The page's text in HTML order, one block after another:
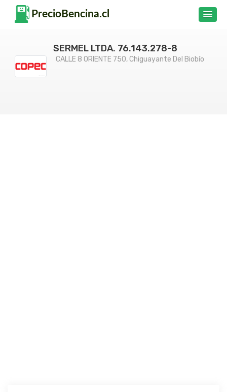
SERMEL LTDA. 76.143.278-8
CALLE 8 ORIENTE 750, Chiguayante Del Biobío